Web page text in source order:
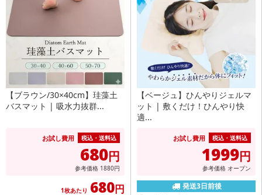
【ブラウン/30×40cm】珪藻土
バスマット | 吸水力抜群...
お試し費用 税込・送料込
680円
参考価格 1880円
1枚あたり 680円
【ベージュ】ひんやりジェルマ
ット | 敷くだけ！ひんやり快
適...
お試し費用 税込・送料込
1999円
参考価格 オープン
発送3日前後